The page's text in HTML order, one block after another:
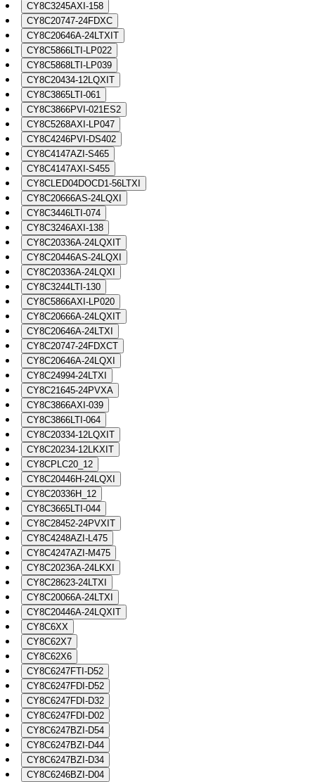
CY8C3245AXI-158
CY8C20747-24FDXC
CY8C20646A-24LTXIT
CY8C5866LTI-LP022
CY8C5868LTI-LP039
CY8C20434-12LQXIT
CY8C3865LTI-061
CY8C3866PVI-021ES2
CY8C5268AXI-LP047
CY8C4246PVI-DS402
CY8C4147AZI-S465
CY8C4147AXI-S455
CY8CLED04DOCD1-56LTXI
CY8C20666AS-24LQXI
CY8C3446LTI-074
CY8C3246AXI-138
CY8C20336A-24LQXIT
CY8C20446AS-24LQXI
CY8C20336A-24LQXI
CY8C3244LTI-130
CY8C5866AXI-LP020
CY8C20666A-24LQXIT
CY8C20646A-24LTXI
CY8C20747-24FDXCT
CY8C20646A-24LQXI
CY8C24994-24LTXI
CY8C21645-24PVXA
CY8C3866AXI-039
CY8C3866LTI-064
CY8C20334-12LQXIT
CY8C20234-12LKXIT
CY8CPLC20_12
CY8C20446H-24LQXI
CY8C20336H_12
CY8C3665LTI-044
CY8C28452-24PVXIT
CY8C4248AZI-L475
CY8C4247AZI-M475
CY8C20236A-24LKXI
CY8C28623-24LTXI
CY8C20066A-24LTXI
CY8C20446A-24LQXIT
CY8C6XX
CY8C62X7
CY8C62X6
CY8C6247FTI-D52
CY8C6247FDI-D52
CY8C6247FDI-D32
CY8C6247FDI-D02
CY8C6247BZI-D54
CY8C6247BZI-D44
CY8C6247BZI-D34
CY8C6246BZI-D04